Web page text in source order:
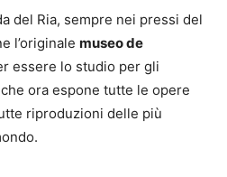
del Ria, sempre nei pressi del
l’originale museo de
essere lo studio per gli
ora espone tutte le opere
riproduzioni delle più